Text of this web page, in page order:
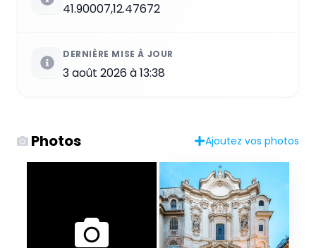
41.90007,12.47672
DERNIÈRE MISE À JOUR
3 août 2026 à 13:38
Photos Ajoutez vos photos